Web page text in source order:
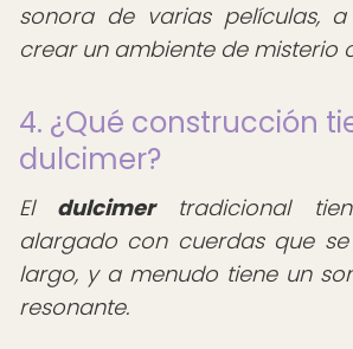
sonora de varias películas,
crear un ambiente de misterio
4. ¿Qué construcción
dulcimer?
El dulcimertradicional
alargado con cuerdas que
largo, y a menudo tiene un
resonante.